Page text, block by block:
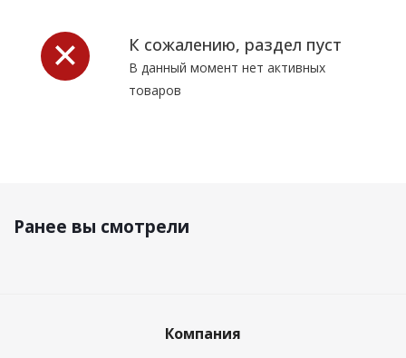
К сожалению, раздел пуст
В данный момент нет активных
товаров
Ранее вы смотрели
Компания